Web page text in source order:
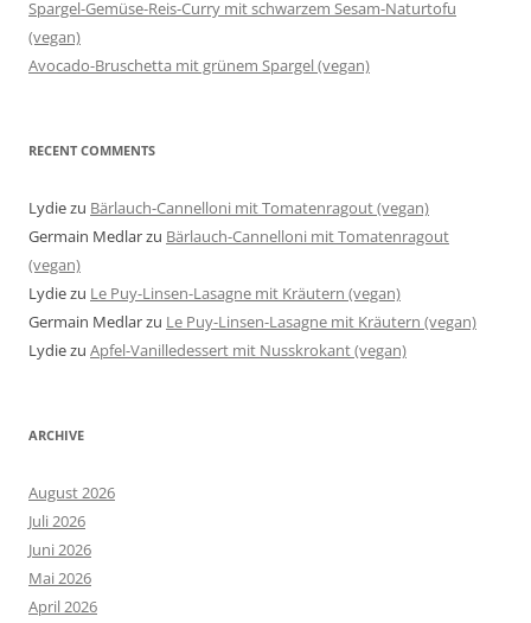
Spargel-Gemüse-Reis-Curry mit schwarzem Sesam-Naturtofu
(vegan)
Avocado-Bruschetta mit grünem Spargel (vegan)
RECENT COMMENTS
Lydiezu Bärlauch-Cannelloni mit Tomatenragout (vegan)
Germain Medlarzu Bärlauch-Cannelloni mit Tomatenragout
(vegan)
Lydiezu Le Puy-Linsen-Lasagne mit Kräutern (vegan)
Germain Medlarzu Le Puy-Linsen-Lasagne mit Kräutern (vegan)
Lydiezu Apfel-Vanilledessert mit Nusskrokant (vegan)
ARCHIVE
August 2026
Juli 2026
Juni 2026
Mai 2026
April 2026